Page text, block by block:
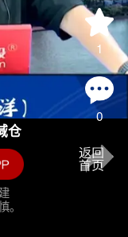
1
0
仓
。